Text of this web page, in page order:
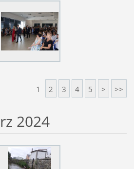
1 2 3 4 5 > >>
2024